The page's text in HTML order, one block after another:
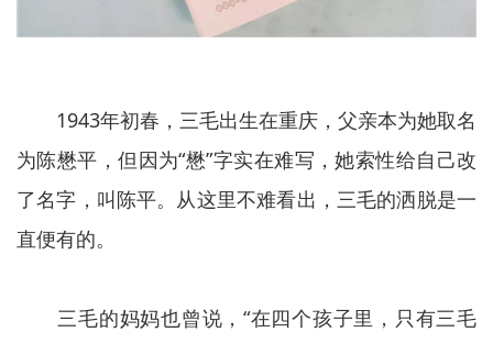
1943年初春，三毛出生在重庆，父亲本为她取名
为陈懋平，但因为“懋”字实在难写，她索性给自己改
了名字，叫陈平。从这里不难看出，三毛的洒脱是一
直便有的。
三毛的妈妈也曾说，“在四个孩子里，只有三毛